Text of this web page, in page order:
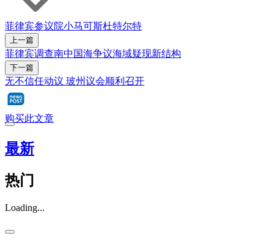
菲律宾参议院小马可斯杜特尔特
上一篇
菲律宾调查南中国海争议海域疑现新结构
下一篇
无不信任动议 玻州议会顺利召开
购买此文章
最新
热门
Loading...